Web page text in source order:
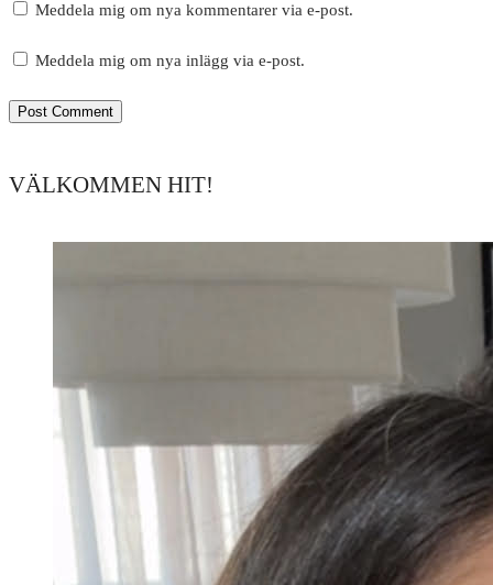
Meddela mig om nya kommentarer via e-post.
Meddela mig om nya inlägg via e-post.
VÄLKOMMEN HIT!